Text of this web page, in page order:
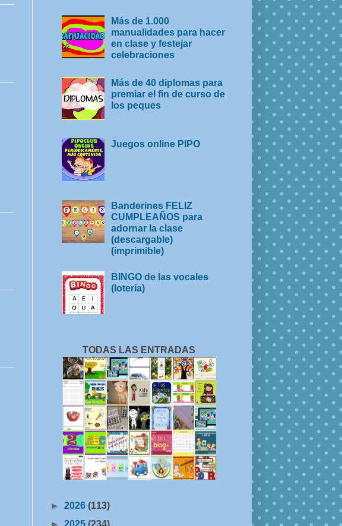
Más de 1.000
manualidades para hacer
en clase y festejar
celebraciones
Más de 40 diplomas para
premiar el fin de curso de
los peques
Juegos online PIPO
Banderines FELIZ
CUMPLEAÑOS para
adornar la clase
(descargable)
(imprimible)
BINGO de las vocales
(lotería)
TODAS LAS ENTRADAS
► 2026 (113)